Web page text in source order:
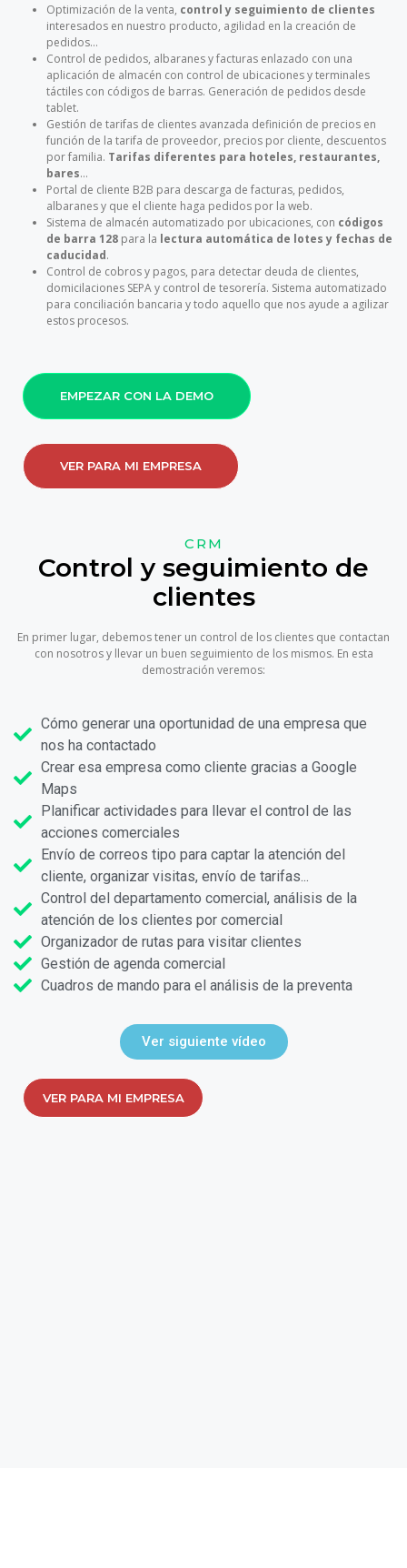
Optimización de la venta, control y seguimiento de clientes
interesados en nuestro producto, agilidad en la creación de
pedidos…
Control de pedidos, albaranes y facturas enlazado con una
aplicación de almacén con control de ubicaciones y terminales
táctiles con códigos de barras. Generación de pedidos desde
tablet.
Gestión de tarifas de clientes avanzada definición de precios en
función de la tarifa de proveedor, precios por cliente, descuentos
por familia. Tarifas diferentes para hoteles, restaurantes,
bares…
Portal de cliente B2B para descarga de facturas, pedidos,
albaranes y que el cliente haga pedidos por la web.
Sistema de almacén automatizado por ubicaciones, con códigos
de barra 128 para la lectura automática de lotes y fechas de
caducidad.
Control de cobros y pagos, para detectar deuda de clientes,
domicilaciones SEPA y control de tesorería. Sistema automatizado
para conciliación bancaria y todo aquello que nos ayude a agilizar
estos procesos.
EMPEZAR CON LA DEMO
VER PARA MI EMPRESA
CRM
Control y seguimiento de
clientes
En primer lugar, debemos tener un control de los clientes que contactan
con nosotros y llevar un buen seguimiento de los mismos. En esta
demostración veremos:
Cómo generar una oportunidad de una empresa que
nos ha contactado
Crear esa empresa como cliente gracias a Google
Maps
Planificar actividades para llevar el control de las
acciones comerciales
Envío de correos tipo para captar la atención del
cliente, organizar visitas, envío de tarifas...
Control del departamento comercial, análisis de la
atención de los clientes por comercial
Organizador de rutas para visitar clientes
Gestión de agenda comercial
Cuadros de mando para el análisis de la preventa
Ver siguiente vídeo
VER PARA MI EMPRESA